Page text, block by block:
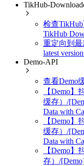
TikHub-
检查
TikHub
重定向到最
latest
Demo-API
查看Demo
【Demo
缓存）/
Data with
【Demo
缓存）/
Data with
【Demo
存）/